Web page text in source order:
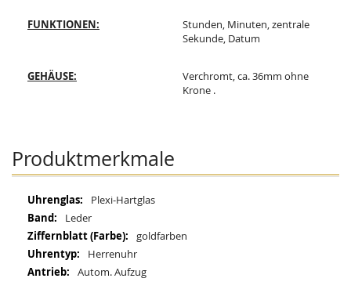
FUNKTIONEN:
Stunden, Minuten, zentrale
Sekunde, Datum
GEHÄUSE:
Verchromt, ca. 36mm ohne
Krone .
Produktmerkmale
Mehr
Informationen
Plexi-Hartglas
Leder
goldfarben
Herrenuhr
Autom. Aufzug